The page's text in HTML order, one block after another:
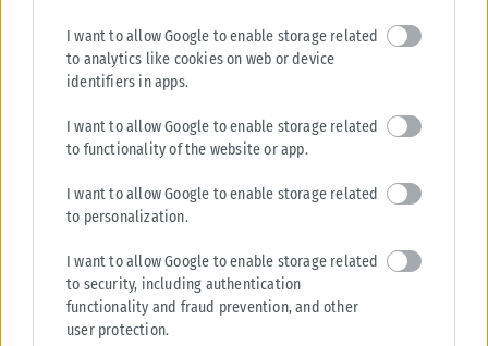
I want to allow Google to enable storage related
to analytics like cookies on web or device
identifiers in apps.
I want to allow Google to enable storage related
to functionality of the website or app.
I want to allow Google to enable storage related
to personalization.
I want to allow Google to enable storage related
to security, including authentication
functionality and fraud prevention, and other
user protection.
ΕΛΛΆΔΑ
Κατήγγειλε πως τον καταδίωξαν και του εμβόλισαν το ΙΧ στο
κέντρο της Θεσσαλονίκης-
Για τροχαίο ατύχημα κλήθηκαν αστυνομικοί το μεσημέρι της
οδού Αγίου Δημητρίου,...
ΑΝΑΡΤΉΘΗΚΕ ΑΠΌ